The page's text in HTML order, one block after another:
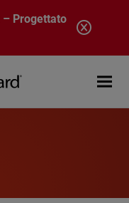
– Progettato
Open